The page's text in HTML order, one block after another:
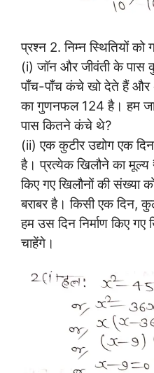
प्रश्न 2.निम्न स्थितियों
(i) जॉन और जीवंती के पास
पाँच-पाँच कंचे खो देते हैं
का गुणनफल 124 है। हम
पास कितने कंचे थे?
(ii) एक कुटीर उद्योग एक
है। प्रत्येक खिलौने का मूल्य
किए गए खिलौनों की संख्या
बराबर है। किसी एक दिन,
हम उस दिन निर्माण किए गए
चाहेंगे।